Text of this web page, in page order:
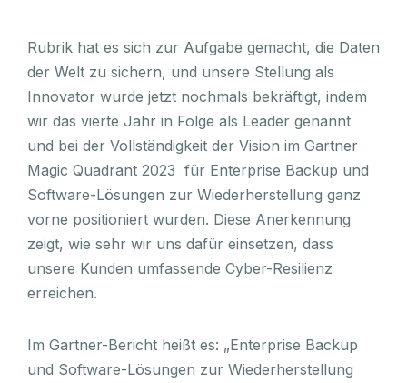
Rubrik hat es sich zur Aufgabe gemacht, die Daten
der Welt zu sichern, und unsere Stellung als
Innovator wurde jetzt nochmals bekräftigt, indem
wir das vierte Jahr in Folge als Leader genannt
und bei der Vollständigkeit der Vision im Gartner
Magic Quadrant 2023 für Enterprise Backup und
Software-Lösungen zur Wiederherstellung ganz
vorne positioniert wurden. Diese Anerkennung
zeigt, wie sehr wir uns dafür einsetzen, dass
unsere Kunden umfassende Cyber-Resilienz
erreichen.
Im Gartner-Bericht heißt es: „Enterprise Backup
und Software-Lösungen zur Wiederherstellung